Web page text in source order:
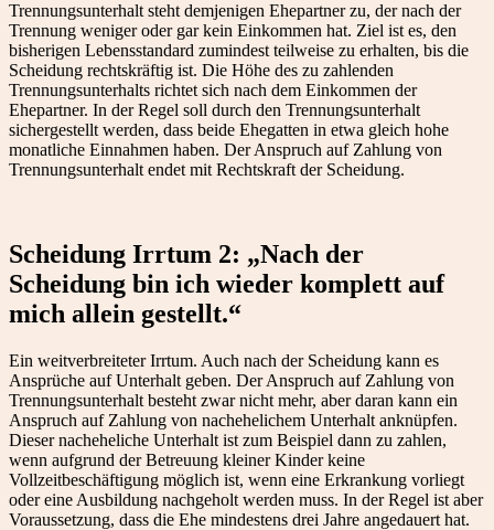
Trennungsunterhalt steht demjenigen Ehepartner zu, der nach der
Trennung weniger oder gar kein Einkommen hat. Ziel ist es, den
bisherigen Lebensstandard zumindest teilweise zu erhalten, bis die
Scheidung rechtskräftig ist. Die Höhe des zu zahlenden
Trennungsunterhalts richtet sich nach dem Einkommen der
Ehepartner. In der Regel soll durch den Trennungsunterhalt
sichergestellt werden, dass beide Ehegatten in etwa gleich hohe
monatliche Einnahmen haben. Der Anspruch auf Zahlung von
Trennungsunterhalt endet mit Rechtskraft der Scheidung.
Scheidung Irrtum 2: „Nach der
Scheidung bin ich wieder komplett auf
mich allein gestellt.“
Ein weitverbreiteter Irrtum. Auch nach der Scheidung kann es
Ansprüche auf Unterhalt geben. Der Anspruch auf Zahlung von
Trennungsunterhalt besteht zwar nicht mehr, aber daran kann ein
Anspruch auf Zahlung von nachehelichem Unterhalt anknüpfen.
Dieser nacheheliche Unterhalt ist zum Beispiel dann zu zahlen,
wenn aufgrund der Betreuung kleiner Kinder keine
Vollzeitbeschäftigung möglich ist, wenn eine Erkrankung vorliegt
oder eine Ausbildung nachgeholt werden muss. In der Regel ist aber
Voraussetzung, dass die Ehe mindestens drei Jahre angedauert hat.